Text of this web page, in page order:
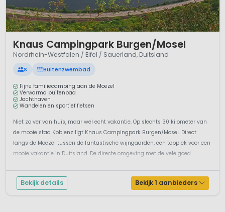
Knaus Campingpark Burgen/Mosel
Nordrhein-Westfalen / Eifel / Sauerland, Duitsland
S Buitenzwembad
Fijne familiecamping aan de Moezel
Verwarmd buitenbad
Jachthaven
Wandelen en sportief fietsen
Niet zo ver van huis, maar wel echt vakantie. Op slechts 30 kilometer van
de mooie stad Koblenz ligt Knaus Campingpark Burgen/Mosel. Direct
langs de Moezel tussen de fantastische wijngaarden, een topplek voor een
mooie vakantie in Duitsland. De directe omgeving met de vele goed
Campingp...
Bekijk details Bekijk 1 aanbieders